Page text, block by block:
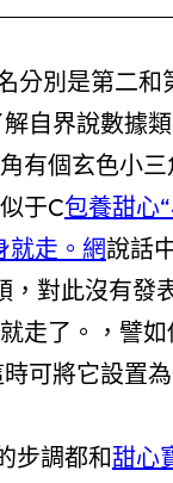
分別是第二
自界說數據
角有個玄色小三
于C包養甜心
就走。網說話
，對此沒有發
走了。，譬
可將它設置
步調都和甜心